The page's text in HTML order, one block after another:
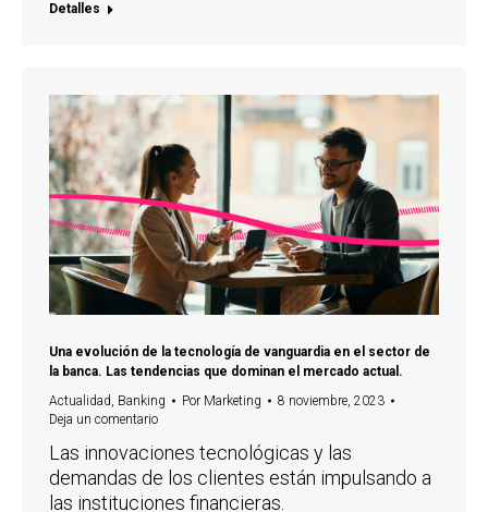
Detalles
Una evolución de la tecnología de vanguardia en el sector de
la banca. Las tendencias que dominan el mercado actual.
Actualidad Banking Por Marketing
8 noviembre, 2023
Deja un comentario
Las innovaciones tecnológicas y las
demandas de los clientes están impulsando a
las instituciones financieras.